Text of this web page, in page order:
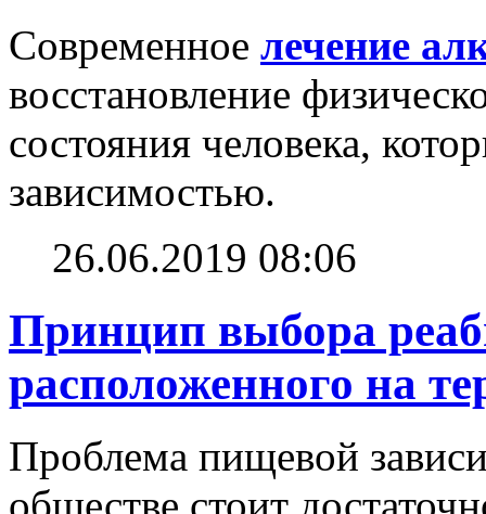
Современное лечение
восстановление
состояния человека,
зависимостью.
26.06.2019 08:06
Принцип выбора
расположенного на
Проблема пищевой
обществе стоит